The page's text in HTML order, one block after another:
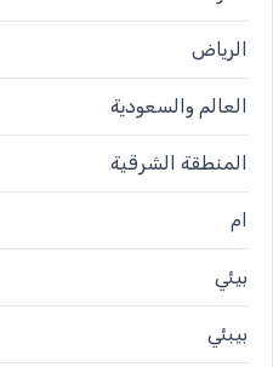
الرياض
العالم والسعودية
المنطقة الشرقية
ام
بيئي
بيبئي